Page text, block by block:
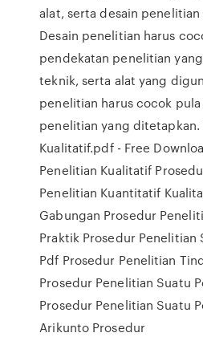
alat, serta desain
Desain penelitian harus
pendekatan penelitian
teknik, serta alat yang
penelitian harus cocok
penelitian yang ditetapkan.
Kualitatif.pdf - Free
Penelitian Kualitatif
Penelitian Kuantitatif
Gabungan Prosedur
Praktik Prosedur Penelitian
Pdf Prosedur Penelitian
Prosedur Penelitian Suatu
Prosedur Penelitian Suatu
Arikunto Prosedur